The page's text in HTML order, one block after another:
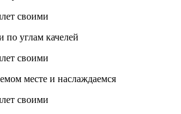
по углам качелей
месте и наслаждаемся